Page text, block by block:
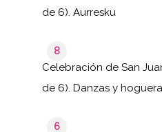
de 6). Aurresku
8
Celebración de San Juan de Arriaga, 1985 (5
de 6). Danzas y hoguera
6